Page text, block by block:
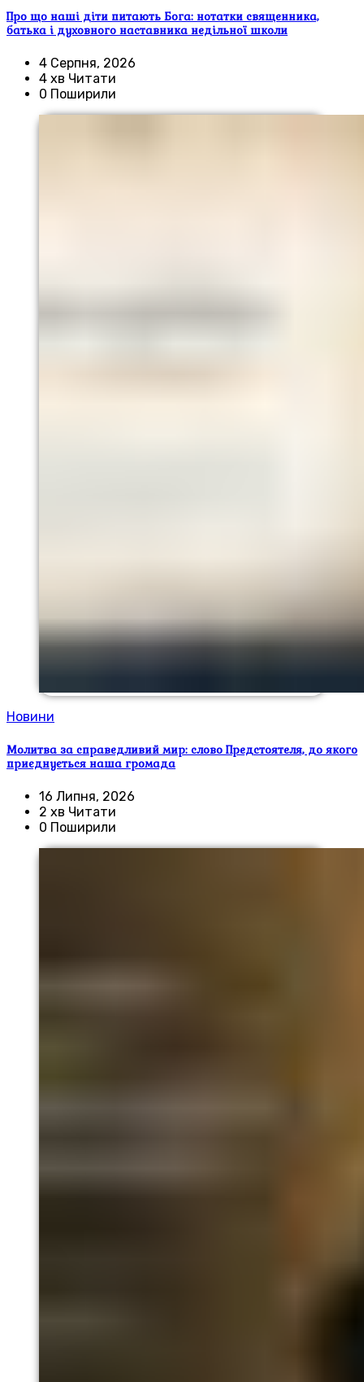
Про що наші діти питають Бога: нотатки священника,
батька і духовного наставника недільної школи
4 Серпня, 2026
4 хв Читати
0 Поширили
Новини
Молитва за справедливий мир: слово Предстоятеля, до якого
приєднується наша громада
16 Липня, 2026
2 хв Читати
0 Поширили